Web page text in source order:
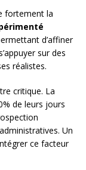
fortement la
d’affiner
sur des
réalistes.
critique. La
de leurs jours
Un
ce facteur